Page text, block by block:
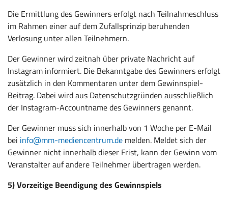
Die Ermittlung des Gewinners erfolgt nach Teilnahmeschluss
im Rahmen einer auf dem Zufallsprinzip beruhenden
Verlosung unter allen Teilnehmern.
Der Gewinner wird zeitnah über private Nachricht auf
Instagram informiert. Die Bekanntgabe des Gewinners erfolgt
zusätzlich in den Kommentaren unter dem Gewinnspiel-
Beitrag. Dabei wird aus Datenschutzgründen ausschließlich
der Instagram-Accountname des Gewinners genannt.
Der Gewinner muss sich innerhalb von 1 Woche per E-Mail
bei info@mm-mediencentrum.de melden. Meldet sich der
Gewinner nicht innerhalb dieser Frist, kann der Gewinn vom
Veranstalter auf andere Teilnehmer übertragen werden.
5) Vorzeitige Beendigung des Gewinnspiels